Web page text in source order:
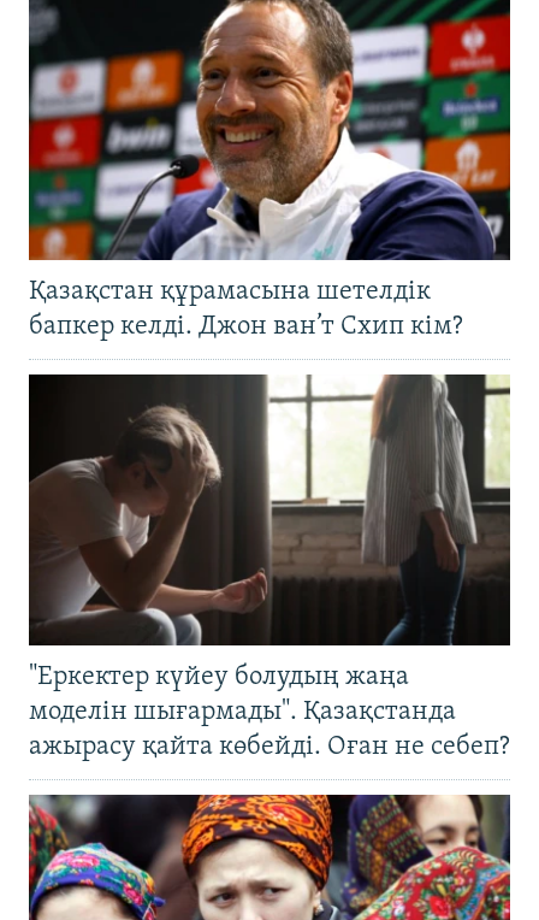
Қазақстан құрамасына шетелдік
бапкер келді. Джон ван’т Схип кім?
"Еркектер күйеу болудың жаңа
моделін шығармады". Қазақстанда
ажырасу қайта көбейді. Оған не себеп?